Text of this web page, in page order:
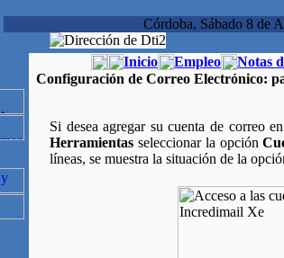
Córdoba, Sábado 8 de
Inicio Empleo Notas
Configuración de Correo Electrónico:
Si desea agregar su cuenta de correo
Herramientas seleccionar la opción
líneas, se muestra la situación de la